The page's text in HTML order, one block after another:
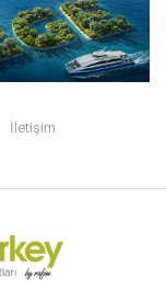
İletişim